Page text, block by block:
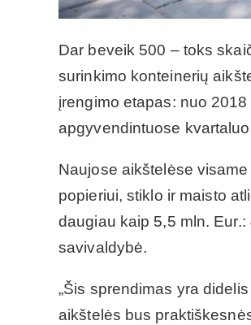
Dar beveik 500 – toks
surinkimo konteinerių
įrengimo etapas: nuo
apgyvendintuose
Naujose aikštelėse
popieriui, stiklo ir maisto
daugiau kaip 5,5 mln.
savivaldybė.
„Šis sprendimas yra
aikštelės bus